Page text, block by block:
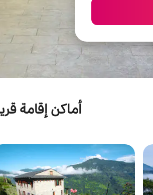
أماكن إقامة